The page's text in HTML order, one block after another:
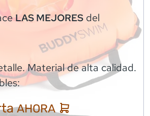
LAS MEJORES del
Material de alta calidad.
AHORA